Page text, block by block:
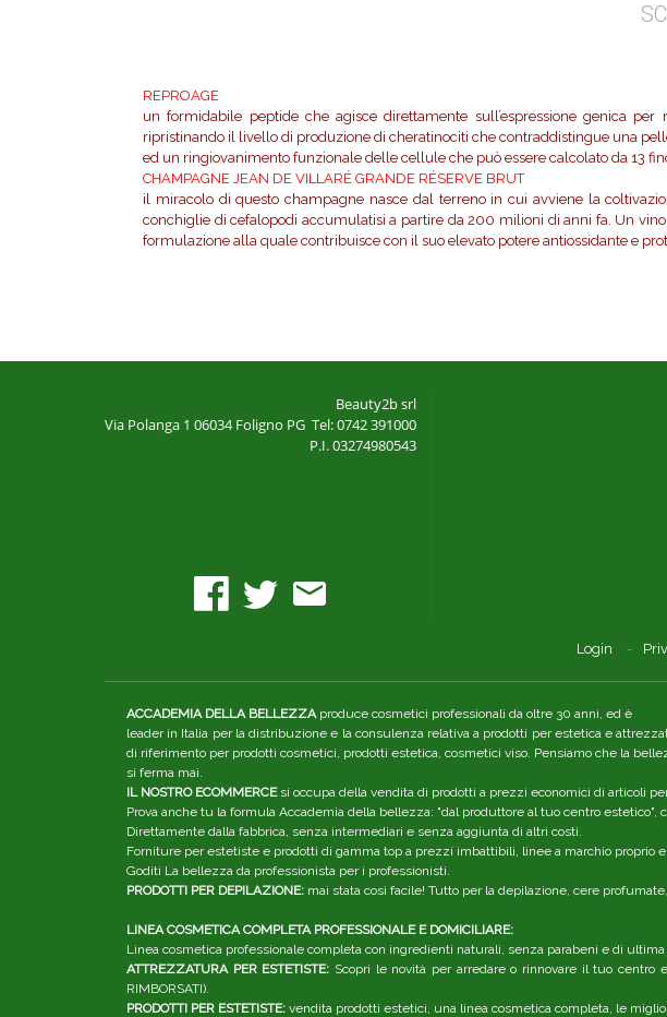
REPROAGE
un formidabile peptide che agisce direttamente sull’espressione genica
ripristinando il livello di produzione di cheratinociti che contraddistingue una
ed un ringiovanimento funzionale delle cellule che può essere calcolato da 13
CHAMPAGNE JEAN DE VILLARÉ GRANDE RÉSERVE BRUT
il miracolo di questo champagne nasce dal terreno in cui avviene la
conchiglie di cefalopodi accumulatisi a partire da 200 milioni di anni fa. Un
formulazione alla quale contribuisce con il suo elevato potere antiossidante e
Beauty2b srl
Via Polanga 1 06034 Foligno PG Tel: 0742 391000
P.I. 03274980543
Login
ACCADEMIA DELLA BELLEZZAproduce cosmetici professionali da oltre 30 anni, ed è
leader in Italia per la distribuzione e la consulenza relativa a prodotti per estetica e
di riferimento per prodotti cosmetici, prodotti estetica, cosmetici viso. Pensiamo che la
si ferma mai.
IL NOSTRO ECOMMERCEsi occupa della vendita di prodotti a prezzi economici di articoli
Prova anche tu la formula Accademia della bellezza: "dal produttore al tuo centro
Direttamente dalla fabbrica, senza intermediari e senza aggiunta di altri costi.
Forniture per estetiste e prodotti di gamma top a prezzi imbattibili, linee a marchio proprio
Goditi La bellezza da professionista per i professionisti.
PRODOTTI PER DEPILAZIONE: mai stata così facile! Tutto per la depilazione, cere
LINEA COSMETICA COMPLETA PROFESSIONALE E DOMICILIARE:
Linea cosmetica professionale completa con ingredienti naturali, senza parabeni e di
ATTREZZATURA PER ESTETISTE: Scopri le novità per arredare o rinnovare il tuo centro
RIMBORSATI).
PRODOTTI PER ESTETISTE: vendita prodotti estetici, una linea cosmetica completa, le